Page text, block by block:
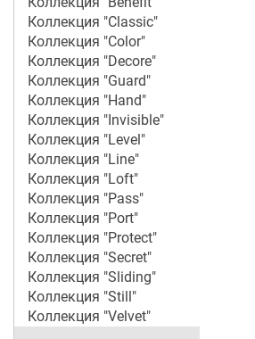
Коллекция "Classic"
Коллекция "Color"
Коллекция "Decore"
Коллекция "Guard"
Коллекция "Hand"
Коллекция "Invisible"
Коллекция "Level"
Коллекция "Line"
Коллекция "Loft"
Коллекция "Pass"
Коллекция "Port"
Коллекция "Protect"
Коллекция "Secret"
Коллекция "Sliding"
Коллекция "Still"
Коллекция "Velvet"